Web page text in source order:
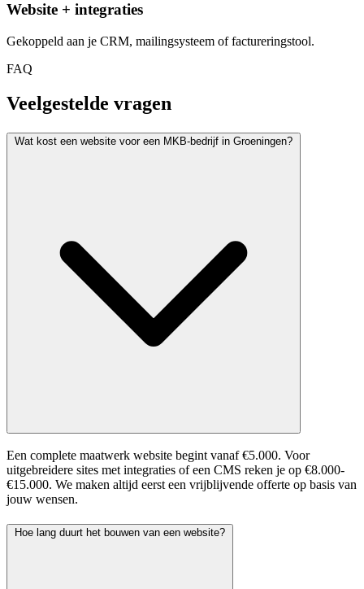
Website + integraties
Gekoppeld aan je CRM, mailingsysteem of factureringstool.
FAQ
Veelgestelde vragen
Wat kost een website voor een MKB-bedrijf in Groeningen?
Een complete maatwerk website begint vanaf €5.000. Voor
uitgebreidere sites met integraties of een CMS reken je op €8.000-
€15.000. We maken altijd eerst een vrijblijvende offerte op basis van
jouw wensen.
Hoe lang duurt het bouwen van een website?